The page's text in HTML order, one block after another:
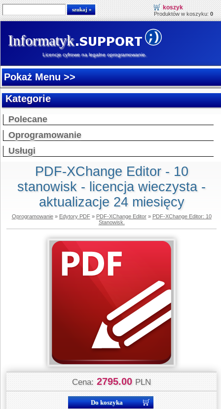
koszyk
Produktów w koszyku:0
Informatyk
Licencje cyfrowe na legalne oprogramowanie.
Pokaż Menu >>
Kategorie
Polecane
Oprogramowanie
Usługi
PDF-XChange Editor - 10
stanowisk - licencja wieczysta -
aktualizacje 24 miesięcy
Oprogramowanie» Edytory PDF» PDF-XChange Editor» PDF-XChange Editor: 10
Stanowisk.
Cena: 2795.00 PLN